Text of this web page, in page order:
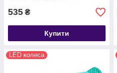
535 ₴
Купити
LED колеса